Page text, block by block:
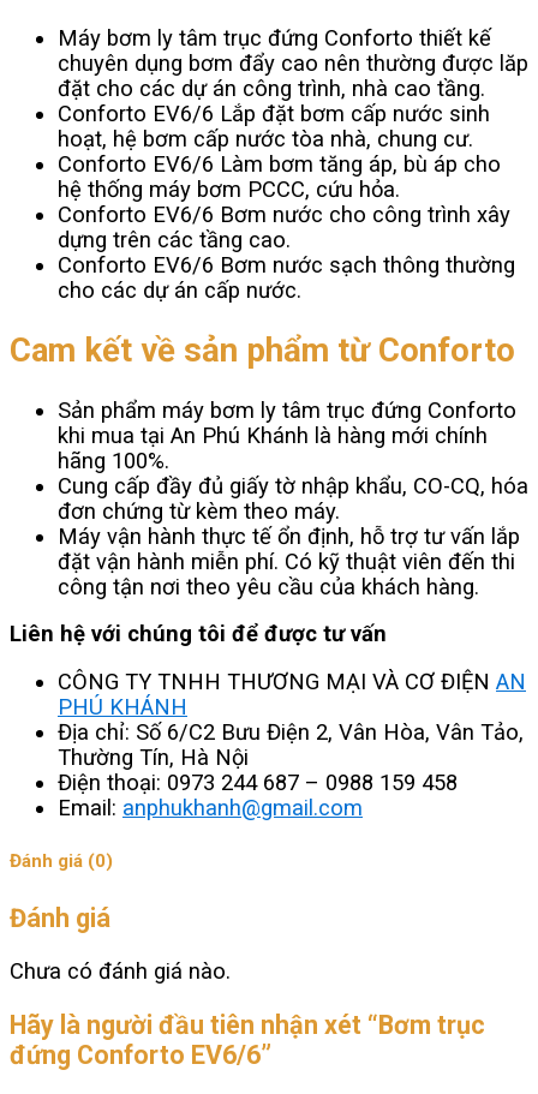
Máy bơm ly tâm trục đứng Conforto thiết kế
chuyên dụng bơm đẩy cao nên thường được lăp
đặt cho các dự án công trình, nhà cao tầng.
Conforto EV6/6 Lắp đặt bơm cấp nước sinh
hoạt, hệ bơm cấp nước tòa nhà, chung cư.
Conforto EV6/6 Làm bơm tăng áp, bù áp cho
hệ thống máy bơm PCCC, cứu hỏa.
Conforto EV6/6 Bơm nước cho công trình xây
dựng trên các tầng cao.
Conforto EV6/6 Bơm nước sạch thông thường
cho các dự án cấp nước.
Cam kết về sản phẩm từ Conforto
Sản phẩm máy bơm ly tâm trục đứng Conforto
khi mua tại An Phú Khánh là hàng mới chính
hãng 100%.
Cung cấp đầy đủ giấy tờ nhập khẩu, CO-CQ, hóa
đơn chứng từ kèm theo máy.
Máy vận hành thực tế ổn định, hỗ trợ tư vấn lắp
đặt vận hành miễn phí. Có kỹ thuật viên đến thi
công tận nơi theo yêu cầu của khách hàng.
Liên hệ với chúng tôi để được tư vấn
CÔNG TY TNHH THƯƠNG MẠI VÀ CƠ ĐIỆN AN
PHÚ KHÁNH
Địa chỉ: Số 6/C2 Bưu Điện 2, Vân Hòa, Vân Tảo,
Thường Tín, Hà Nội
Điện thoại: 0973 244 687 – 0988 159 458
Email: anphukhanh@gmail.com
Đánh giá (0)
Đánh giá
Chưa có đánh giá nào.
Hãy là người đầu tiên nhận xét “Bơm trục
đứng Conforto EV6/6”